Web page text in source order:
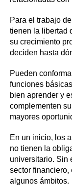
Para el trabajo
tienen la libertad
su crecimiento
deciden hasta
Pueden
funciones
bien aprender y
complementen
mayores
En un inicio, los
no tienen la
universitario. Sin
sector financiero,
algunos ámbitos.